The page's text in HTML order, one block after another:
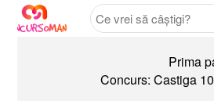
Prima
Concurs: Castiga 10